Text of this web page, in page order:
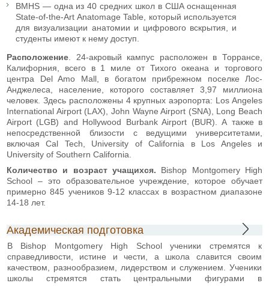
BMHS — одна из 40 средних школ в США оснащенная
State-of-the-Art Anatomage Table, который используется
для визуализации анатомии и цифрового вскрытия, и
студенты имеют к нему доступ.
Расположение . 24-акровый кампус расположен в Торрансе,
Калифорния, всего в 1 миле от Тихого океана и торгового
центра Del Amo Mall, в богатом прибрежном поселке Лос-
Анджелеса, население, которого составляет 3,97 миллиона
человек. Здесь расположены 4 крупных аэропорта: Los Angeles
International Airport (LAX), John Wayne Airport (SNA), Long Beach
Airport (LGB) and Hollywood Burbank Airport (BUR). А также в
непосредственной близости с ведущими университетами,
включая Cal Tech, University of California в Los Angeles и
University of Southern California.
Количество и возраст учащихся. Bishop Montgomery High
School – это образовательное учреждение, которое обучает
примерно 845 учеников 9-12 классах в возрастном диапазоне
14-18 лет.
Академическая подготовка
В Bishop Montgomery High School ученики стремятся к
справедливости, истине и чести, а школа славится своим
качеством, разнообразием, лидерством и служением. Ученики
школы стремятся стать центральными фигурами в